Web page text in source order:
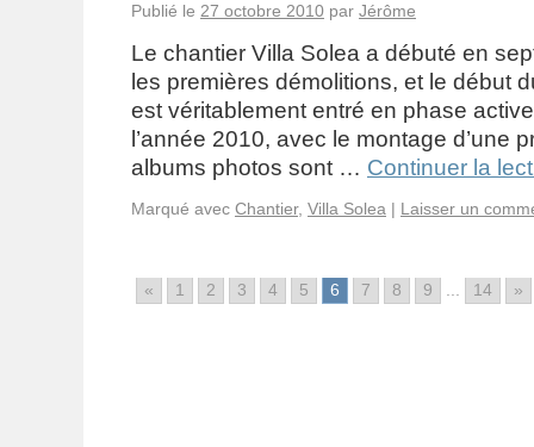
Publié le 27 octobre 2010 par Jérôme
Le chantier Villa Solea a débuté en
les premières démolitions, et le début
est véritablement entré en phase
l’année 2010, avec le montage d’une
albums photos sont … Continuer la
Marqué avec Chantier, Villa Solea | Laisser un
« 1 2 3 4 5 6 7 8 9 14 »